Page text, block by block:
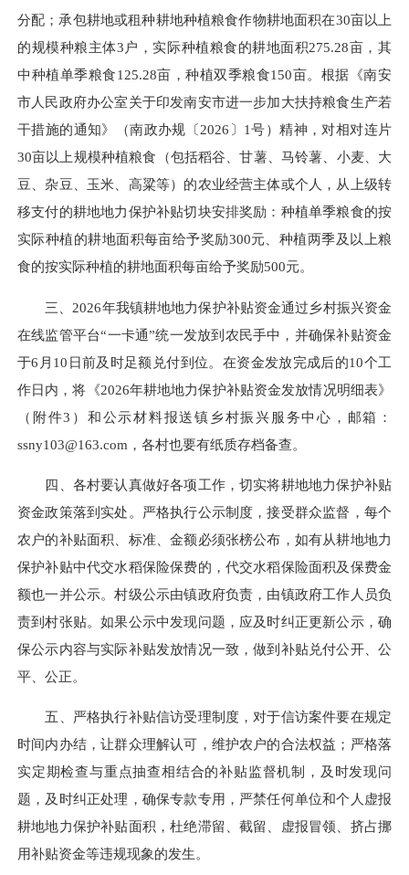
分配；承包耕地或租种耕地种植粮食作物耕地面积在30亩以上
的规模种粮主体3户，实际种植粮食的耕地面积275.28亩，其
中种植单季粮食125.28亩，种植双季粮食150亩。根据《南安
市人民政府办公室关于印发南安市进一步加大扶持粮食生产若
干措施的通知》（南政办规〔2026〕1号）精神，对相对连片
30亩以上规模种植粮食（包括稻谷、甘薯、马铃薯、小麦、大
豆、杂豆、玉米、高粱等）的农业经营主体或个人，从上级转
移支付的耕地地力保护补贴切块安排奖励：种植单季粮食的按
实际种植的耕地面积每亩给予奖励300元、种植两季及以上粮
食的按实际种植的耕地面积每亩给予奖励500元。
三、2026年我镇耕地地力保护补贴资金通过乡村振兴资金
在线监管平台“一卡通”统一发放到农民手中，并确保补贴资金
于6月10日前及时足额兑付到位。在资金发放完成后的10个工
作日内，将《2026年耕地地力保护补贴资金发放情况明细表》
（附件3）和公示材料报送镇乡村振兴服务中心，邮箱：
ssny103@163.com ，各村也要有纸质存档备查。
四、各村要认真做好各项工作，切实将耕地地力保护补贴
资金政策落到实处。严格执行公示制度，接受群众监督，每个
农户的补贴面积、标准、金额必须张榜公布，如有从耕地地力
保护补贴中代交水稻保险保费的，代交水稻保险面积及保费金
额也一并公示。村级公示由镇政府负责，由镇政府工作人员负
责到村张贴。如果公示中发现问题，应及时纠正更新公示，确
保公示内容与实际补贴发放情况一致，做到补贴兑付公开、公
平、公正。
五、严格执行补贴信访受理制度，对于信访案件要在规定
时间内办结，让群众理解认可，维护农户的合法权益；严格落
实定期检查与重点抽查相结合的补贴监督机制，及时发现问
题，及时纠正处理，确保专款专用，严禁任何单位和个人虚报
耕地地力保护补贴面积，杜绝滞留、截留、虚报冒领、挤占挪
用补贴资金等违规现象的发生。